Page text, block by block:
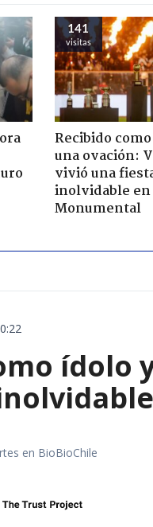
141
visitas
Recibido
una ovación:
vivió una
inolvidable en
Monumental
ídolo
en BioBioChile